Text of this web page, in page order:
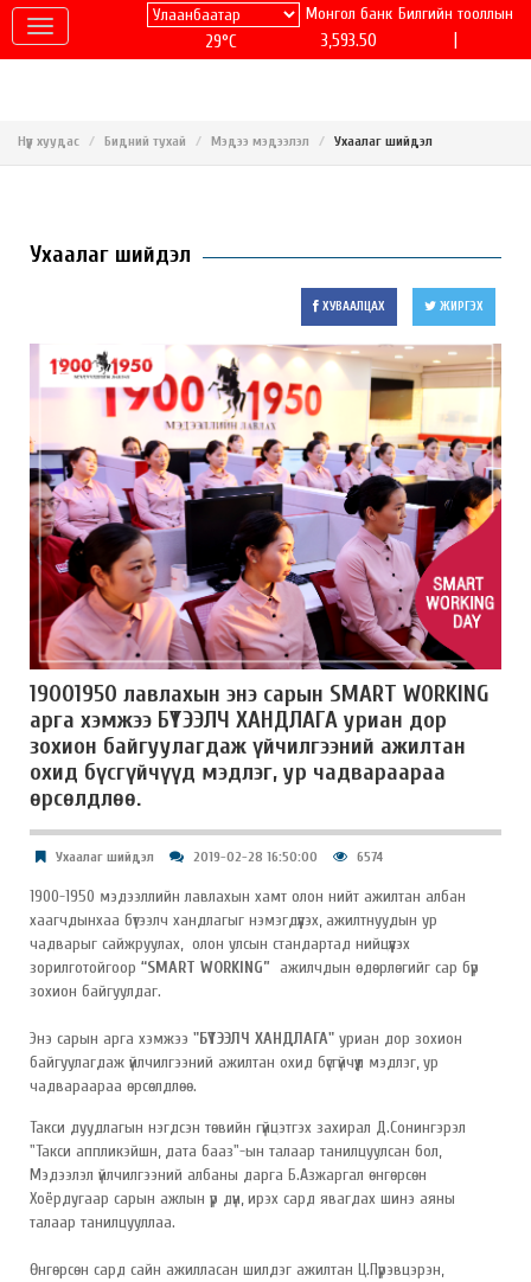
29°C
Монгол банк
3,593.50
Билгийн тооллын
Нүүр хуудас Бидний тухай Мэдээ мэдээлэл Ухаалаг шийдэл
Ухаалаг шийдэл
ХУВААЛЦАХ ЖИРГЭХ
19001950 лавлахын энэ сарын SMART WORKING
арга хэмжээ БҮТЭЭЛЧ ХАНДЛАГА уриан дор
зохион байгуулагдаж үйчилгээний ажилтан
охид бүсгүйчүүд мэдлэг, ур чадвараараа
өрсөлдлөө.
Ухаалаг шийдэл 2019-02-28 16:50:00 6574
1900-1950 мэдээллийн лавлахын хамт олон нийт ажилтан албан
хаагчдынхаа бүтээлч хандлагыг нэмэгдүүлэх, ажилтнуудын ур
чадварыг сайжруулах, олон улсын стандартад нийцүүлэх
зорилготойгоор “SMART WORKING” ажилчдын өдөрлөгийг сар бүр
зохион байгуулдаг.
Энэ сарын арга хэмжээ "БҮТЭЭЛЧ ХАНДЛАГА" уриан дор зохион
байгуулагдаж үйлчилгээний ажилтан охид бүсгүйчүүд мэдлэг, ур
чадвараараа өрсөлдлөө.
Такси дуудлагын нэгдсэн төвийн гүйцэтгэх захирал Д.Сонингэрэл
"Такси аппликэйшн, дата бааз"-ын талаар танилцуулсан бол,
Мэдээлэл үйлчилгээний албаны дарга Б.Азжаргал өнгөрсөн
Хоёрдугаар сарын ажлын үр дүн, ирэх сард явагдах шинэ аяны
талаар танилцууллаа.
Өнгөрсөн сард сайн ажилласан шилдэг ажилтан Ц.Пүрэвцэрэн,